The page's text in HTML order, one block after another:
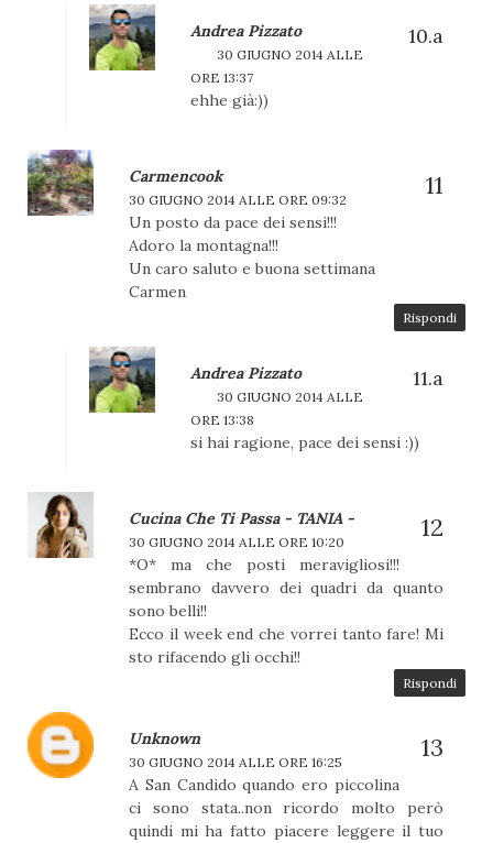
Andrea Pizzato
30 GIUGNO 2014 ALLE
ORE 13:37
ehhe già:))
Carmencook
30 GIUGNO 2014 ALLE ORE 09:32
Un posto da pace dei sensi!!!
Adoro la montagna!!!
Un caro saluto e buona settimana
Carmen
Rispondi
Andrea Pizzato
30 GIUGNO 2014 ALLE
ORE 13:38
si hai ragione, pace dei sensi :))
Cucina Che Ti Passa - TANIA -
30 GIUGNO 2014 ALLE ORE 10:20
*O* ma che posti meravigliosi!!!
sembrano davvero dei quadri da quanto
sono belli!!
Ecco il week end che vorrei tanto fare! Mi
sto rifacendo gli occhi!!
Rispondi
Unknown
30 GIUGNO 2014 ALLE ORE 16:25
A San Candido quando ero piccolina
ci sono stata..non ricordo molto però
quindi mi ha fatto piacere leggere il tuo